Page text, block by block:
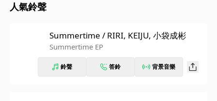
人氣鈴聲
Summertime / RIRI, KEIJU, 小袋成彬
Summertime EP
鈴聲 答鈴 背景音樂